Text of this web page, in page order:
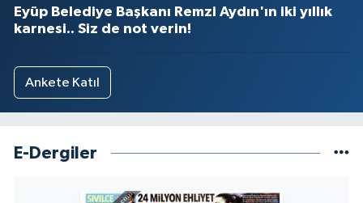
Eyüp Belediye Başkanı Remzi Aydın'ın iki yıllık
karnesi.. Siz de not verin!
Ankete Katıl
E-Dergiler